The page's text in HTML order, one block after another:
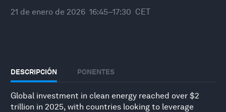
21 de enero de 2026 16:45–17:30 CET
DESCRIPCIÓN PONENTES
Global investment in clean energy reached over $2
trillion in 2025, with countries looking to leverage